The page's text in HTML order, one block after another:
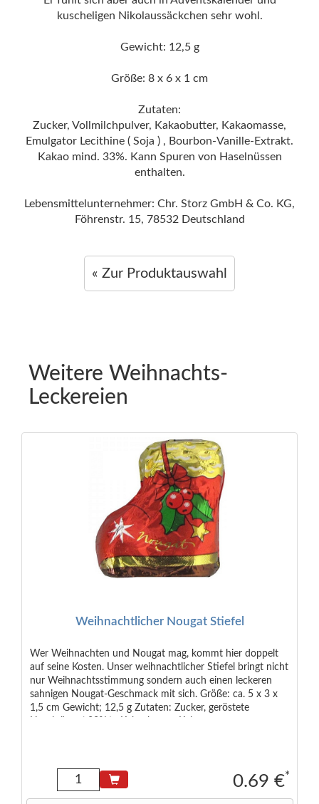
kuscheligen Nikolaussäckchen sehr wohl.
Gewicht: 12,5 g
Größe: 8 x 6 x 1 cm
Zutaten:
Zucker, Vollmilchpulver, Kakaobutter, Kakaomasse,
Emulgator Lecithine ( Soja ) , Bourbon-Vanille-Extrakt.
Kakao mind. 33%. Kann Spuren von Haselnüssen
enthalten.
Lebensmittelunternehmer: Chr. Storz GmbH & Co. KG,
Föhrenstr. 15, 78532 Deutschland
« Zur Produktauswahl
Weitere Weihnachts-
Leckereien
Weihnachtlicher Nougat Stiefel
Wer Weihnachten und Nougat mag, kommt hier doppelt
auf seine Kosten. Unser weihnachtlicher Stiefel bringt nicht
nur Weihnachtsstimmung sondern auch einen leckeren
sahnigen Nougat-Geschmack mit sich. Größe: ca. 5 x 3 x
1,5 cm Gewicht; 12,5 g Zutaten: Zucker, geröstete
0.69 €*